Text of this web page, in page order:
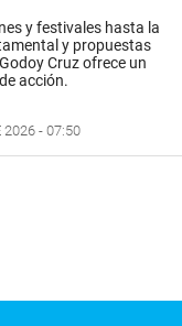
y festivales hasta la
y propuestas
Cruz ofrece un
acción.
2026 - 07:50